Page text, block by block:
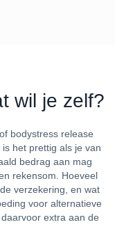
wil je zelf?
bodystress release
het prettig als je van
bedrag aan mag
rekensom. Hoeveel
verzekering, en wat
voor alternatieve
extra aan de